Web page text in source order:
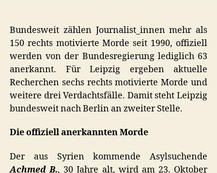
Bundesweit zählen Journalist_innen mehr als
150 rechts motivierte Morde seit 1990, offiziell
werden von der Bundesregierung lediglich 63
anerkannt. Für Leipzig ergeben aktuelle
Recherchen sechs rechts motivierte Morde und
weitere drei Verdachtsfälle. Damit steht Leipzig
bundesweit nach Berlin an zweiter Stelle.
Die offiziell anerkannten Morde
Der aus Syrien kommende Asylsuchende
Achmed B., 30 Jahre alt, wird am 23. Oktober